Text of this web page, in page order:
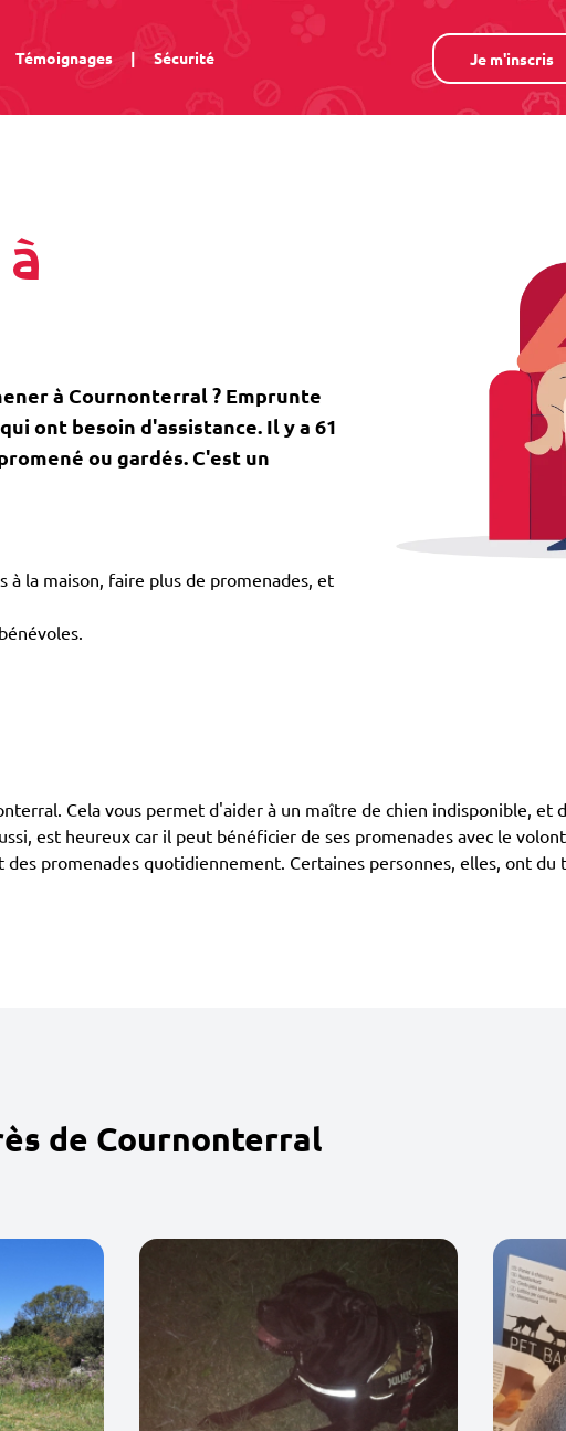
Témoignages | Sécurité Je m'inscris
à Cournonterral ? Emprunte
ont besoin d'assistance. Il y a 61
ou gardés. C'est un
à la maison, faire plus de promenades, et
Cela vous permet d'aider à un maître de chien indisponible, et
est heureux car il peut bénéficier de ses promenades avec le
promenades quotidiennement. Certaines personnes, elles, ont
de Cournonterral